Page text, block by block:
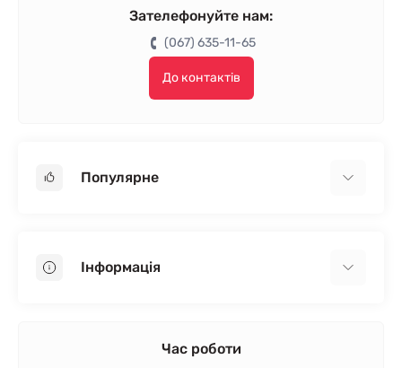
Зателефонуйте нам:
(067) 635-11-65
До контактів
Популярне
Пінопласт
Інформація
Час роботи